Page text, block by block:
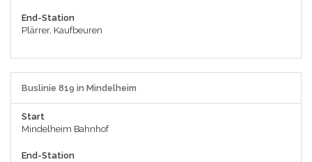
End-Station
Plärrer, Kaufbeuren
Buslinie 819 in Mindelheim
Start
Mindelheim Bahnhof
End-Station